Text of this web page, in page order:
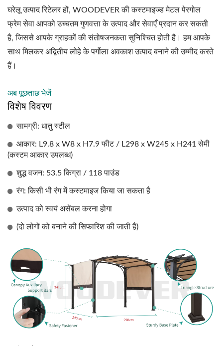
घरेलू उत्पाद रिटेलर हों, WOODEVER की कस्टमाइज्ड मेटल पेरगोल
फ्रेम सेवा आपको उच्चतम गुणवत्ता के उत्पाद और सेवाएँ प्रदान कर सकती
है, जिससे आपके ग्राहकों की संतोषजनकता सुनिश्चित होती है। हम आपके
साथ मिलकर अद्वितीय लोहे के पर्गोला अवकाश उत्पाद बनाने की उम्मीद करते
हैं।
अब पूछताछ भेजें
विशेष विवरण
सामग्री: धातु स्टील
आकार: L9.8 x W8 x H7.9 फीट / L298 x W245 x H241 सेमी
(कस्टम आकार उपलब्ध)
शुद्ध वजन: 53.5 किग्रा / 118 पाउंड
रंग: किसी भी रंग में कस्टमाइज किया जा सकता है
उत्पाद को स्वयं असेंबल करना होगा
(दो लोगों को बनाने की सिफारिश की जाती है)